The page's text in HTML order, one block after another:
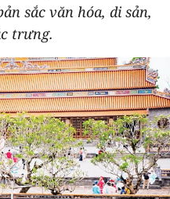
sắc văn hóa, di sản,
trưng.